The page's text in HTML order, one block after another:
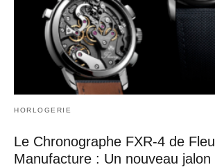
HORLOGERIE
Le Chronographe FXR-4 de
Manufacture : Un nouveau jalon